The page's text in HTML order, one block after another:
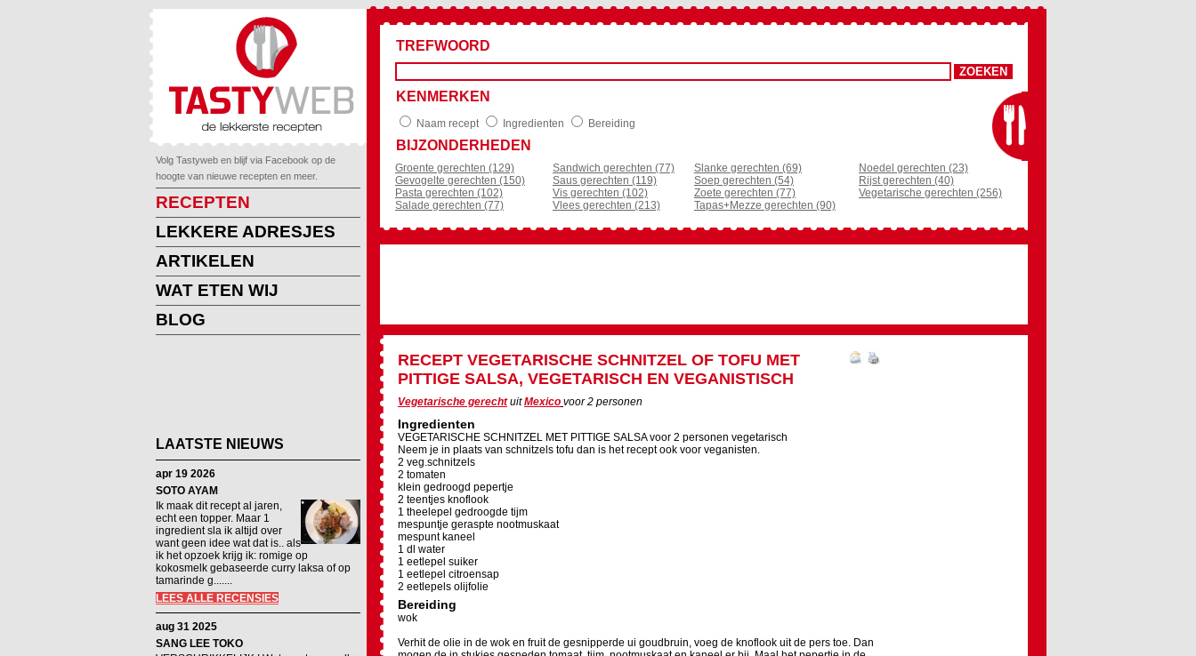
Volg Tastyweb en blijf via Facebook op de
hoogte van nieuwe recepten en meer.
RECEPTEN
LEKKERE ADRESJES
ARTIKELEN
WAT ETEN WIJ
BLOG
LAATSTE NIEUWS
apr 19 2026
SOTO AYAM
Ik maak dit recept al jaren,
echt een topper. Maar 1
ingredient sla ik altijd over
want geen idee wat dat is.. als
ik het opzoek krijg ik: romige op
kokosmelk gebaseerde curry laksa of op
tamarinde g.......
LEES ALLE RECENSIES
aug 31 2025
SANG LEE TOKO
TREFWOORD
KENMERKEN
Naam recept Ingredienten Bereiding
BIJZONDERHEDEN
Groente gerechten (129)
Gevogelte gerechten (150)
Pasta gerechten (102)
Salade gerechten (77)
Sandwich gerechten (77)
Saus gerechten (119)
Vis gerechten (102)
Vlees gerechten (213)
Slanke gerechten (69)
Soep gerechten (54)
Zoete gerechten (77)
Tapas+Mezze gerechten (90)
Noedel gerechten (23)
Rijst gerechten (40)
Vegetarische gerechten (256)
RECEPT VEGETARISCHE SCHNITZEL OF TOFU MET
PITTIGE SALSA, VEGETARISCH EN VEGANISTISCH
Vegetarische gerechtuitMexico voor2 personen
Ingredienten
VEGETARISCHE SCHNITZEL MET PITTIGE SALSA voor 2 personen vegetarisch
Neem je in plaats van schnitzels tofu dan is het recept ook voor veganisten.
2 veg.schnitzels
2 tomaten
klein gedroogd pepertje
2 teentjes knoflook
1 theelepel gedroogde tijm
mespuntje geraspte nootmuskaat
mespunt kaneel
1 dl water
1 eetlepel suiker
1 eetlepel citroensap
2 eetlepels olijfolie
Bereiding
wok
Verhit de olie in de wok en fruit de gesnipperde ui goudbruin, voeg de knoflook uit de pers toe. Dan